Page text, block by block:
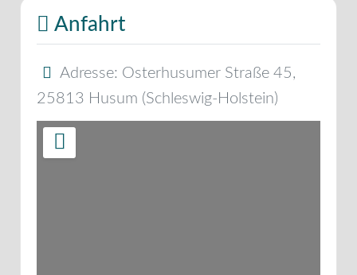
Anfahrt
Adresse: Osterhusumer Straße 45,
25813 Husum (Schleswig-Holstein)